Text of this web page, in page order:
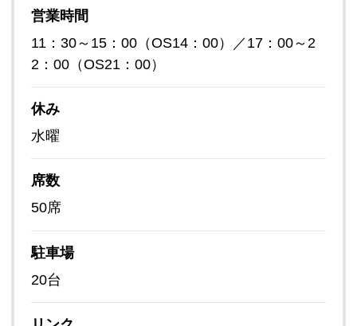
営業時間
11：30～15：00（OS14：00）／17：00～2
2：00（OS21：00）
休み
水曜
席数
50席
駐車場
20台